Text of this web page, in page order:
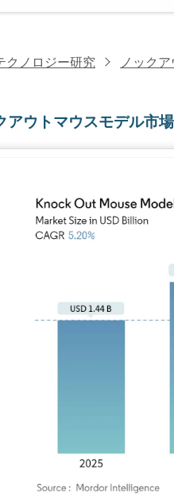
クノロジー研究 ノック
アウトマウスモデル市